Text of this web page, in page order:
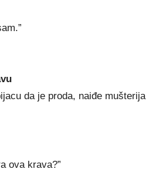
da je proda, naiđe mušterija
ova krava?”